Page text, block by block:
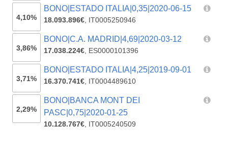
4,10%
BONO|ESTADO ITALIA|0,35|2020-06-15
18.093.896€, IT0005250946
3,86%
BONO|C.A. MADRID|4,69|2020-03-12
17.038.224€, ES0000101396
3,71%
BONO|ESTADO ITALIA|4,25|2019-09-01
16.370.741€, IT0004489610
2,29%
BONO|BANCA MONT DEI
PASC|0,75|2020-01-25
10.128.767€, IT0005240509